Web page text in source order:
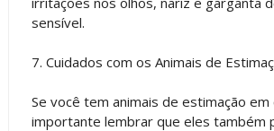
sensível.
7. Cuidados com os Animais de
Se você tem animais de estimação em
importante lembrar que eles também